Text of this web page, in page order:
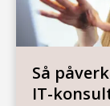
Så
IT-